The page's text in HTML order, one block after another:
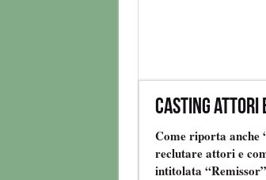
Casting attori
Come riporta anche
reclutare attori e
intitolata